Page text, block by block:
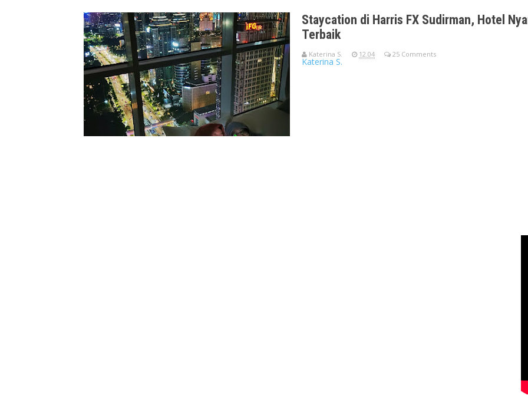
Staycation di Harris FX Sudirman, Hotel
Terbaik
Katerina S. 12.04 25 Comments
Katerina S.